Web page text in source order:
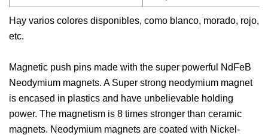
Hay varios colores disponibles, como blanco, morado, rojo,
etc.
Magnetic push pins made with the super powerful NdFeB
Neodymium magnets. A Super strong neodymium magnet
is encased in plastics and have unbelievable holding
power. The magnetism is 8 times stronger than ceramic
magnets. Neodymium magnets are coated with Nickel-